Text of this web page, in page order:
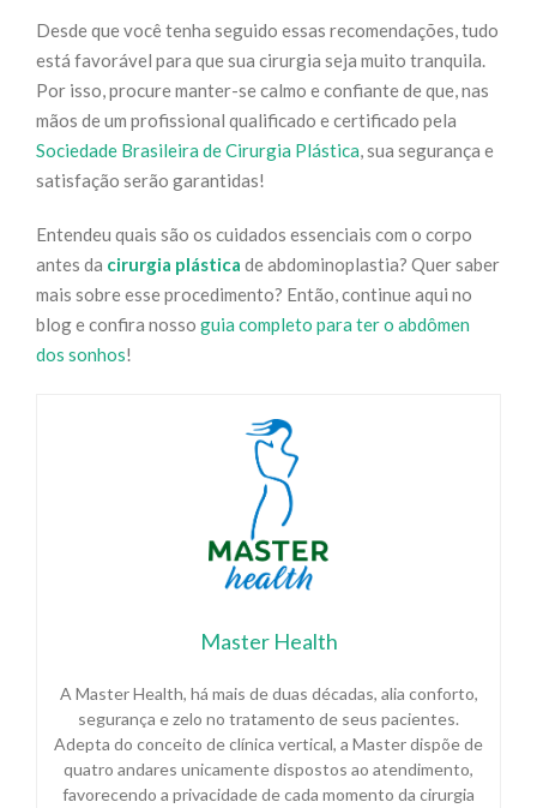
Desde que você tenha seguido essas recomendações, tudo
está favorável para que sua cirurgia seja muito tranquila.
Por isso, procure manter-se calmo e confiante de que, nas
mãos de um profissional qualificado e certificado pela
Sociedade Brasileira de Cirurgia Plástica, sua segurança e
satisfação serão garantidas!
Entendeu quais são os cuidados essenciais com o corpo
antes da cirurgia plástica de abdominoplastia? Quer saber
mais sobre esse procedimento? Então, continue aqui no
blog e confira nosso guia completo para ter o abdômen
dos sonhos!
Master Health
A Master Health, há mais de duas décadas, alia conforto,
segurança e zelo no tratamento de seus pacientes.
Adepta do conceito de clínica vertical, a Master dispõe de
quatro andares unicamente dispostos ao atendimento,
favorecendo a privacidade de cada momento da cirurgia